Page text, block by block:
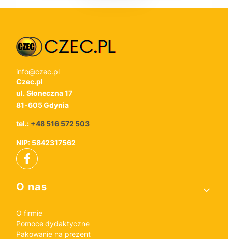
info@czec.pl
Czec.pl
ul. Słoneczna 17
81-605 Gdynia
tel.: +48 516 572 503
NIP: 5842317562
Linki w stopce
O nas
O firmie
Pomoce dydaktyczne
Pakowanie na prezent